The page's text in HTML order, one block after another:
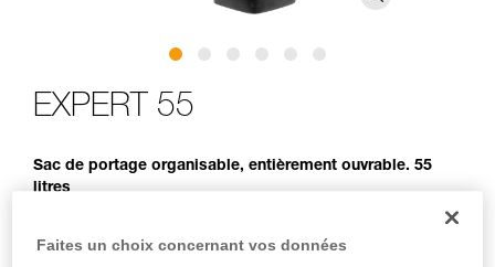
EXPERT 55
Sac de portage organisable, entièrement ouvrable. 55
litres
tout le matériel nécessaire à vos missions de secours en
Faites un choix concernant vos données